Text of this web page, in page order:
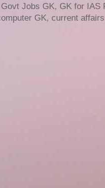
Jobs GK, GK for IAS
GK, current